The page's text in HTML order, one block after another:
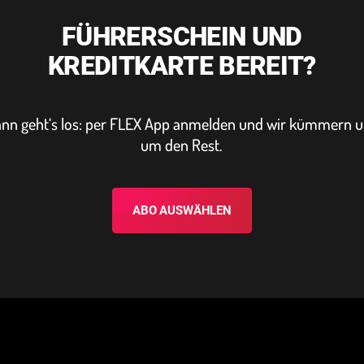
FÜHRERSCHEIN UND
KREDITKARTE BEREIT?
geht‘s los: per FLEX App anmelden und wir kümmern
um den Rest.
ABO AUSWÄHLEN